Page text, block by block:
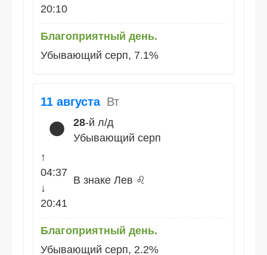
20:10
Благоприятный день.
Убывающий серп, 7.1%
11 августа Вт
🌑 28-й л/д
Убывающий серп
↑
04:37
↓
20:41
В знаке Лев ♌
Благоприятный день.
Убывающий серп, 2.2%